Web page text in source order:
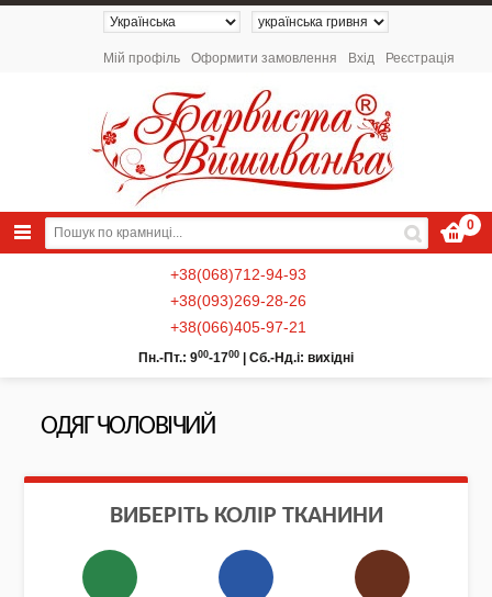
Мій профіль Оформити замовлення Вхід Реєстрація
0
+38(068)712-94-93
+38(093)269-28-26
+38(066)405-97-21
Пн.-Пт.: 900-1700 Сб.-Нд.і: вихідні
NEW 2026 - Колекція «Українські
NEW DROP 26 - МОТАНКА
ОДЯГ ЧОЛОВІЧИЙ
ВИБЕРІТЬ КОЛІР ТКАНИНИ